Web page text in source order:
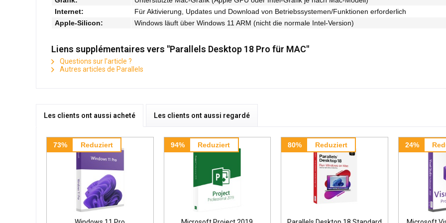
Internet:
Für Aktivierung, Updates und Download von Betriebssystemen/Funktionen erforderlich
Apple-Silicon:
Windows läuft über Windows 11 ARM (nicht die normale Intel-Version)
Liens supplémentaires vers "Parallels Desktop 18 Pro für MAC"
Questions sur l'article ?
Autres articles de Parallels
Les clients ont aussi acheté Les clients ont aussi regardé
73% Reduziert 94% Reduziert 80% Reduziert 24%